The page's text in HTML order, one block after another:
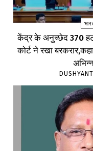
केंद्र के अनुच्छेद 370
कोर्ट ने रखा